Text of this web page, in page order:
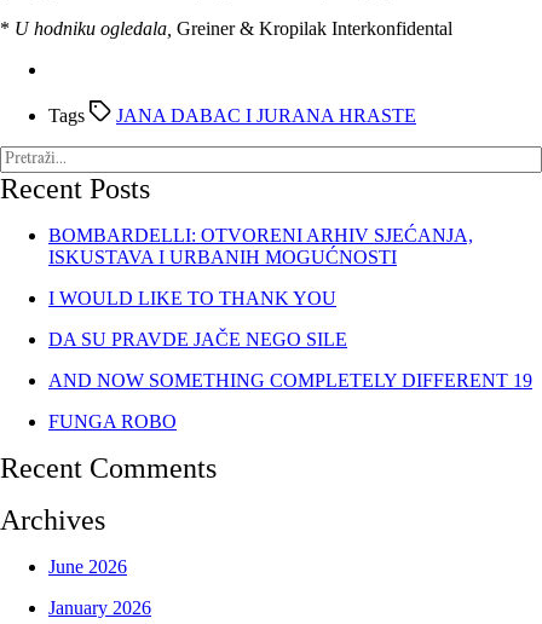
* U hodniku ogledala, Greiner & Kropilak Interkonfidental
Tags JANA DABAC I JURANA HRASTE
Recent Posts
BOMBARDELLI: OTVORENI ARHIV SJEĆANJA,
ISKUSTAVA I URBANIH MOGUĆNOSTI
I WOULD LIKE TO THANK YOU
DA SU PRAVDE JAČE NEGO SILE
AND NOW SOMETHING COMPLETELY DIFFERENT 19
FUNGA ROBO
Recent Comments
Archives
June 2026
January 2026